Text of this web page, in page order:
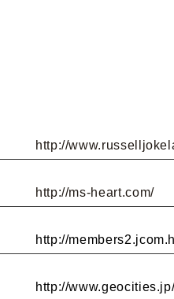
http://
http://ms-heart.com/
http://
http://